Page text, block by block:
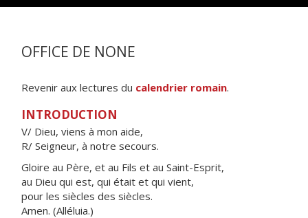
OFFICE DE NONE
Revenir aux lectures du calendrier romain.
INTRODUCTION
V/ Dieu, viens à mon aide,
R/ Seigneur, à notre secours.
Gloire au Père, et au Fils et au Saint-Esprit,
au Dieu qui est, qui était et qui vient,
pour les siècles des siècles.
Amen. (Alléluia.)